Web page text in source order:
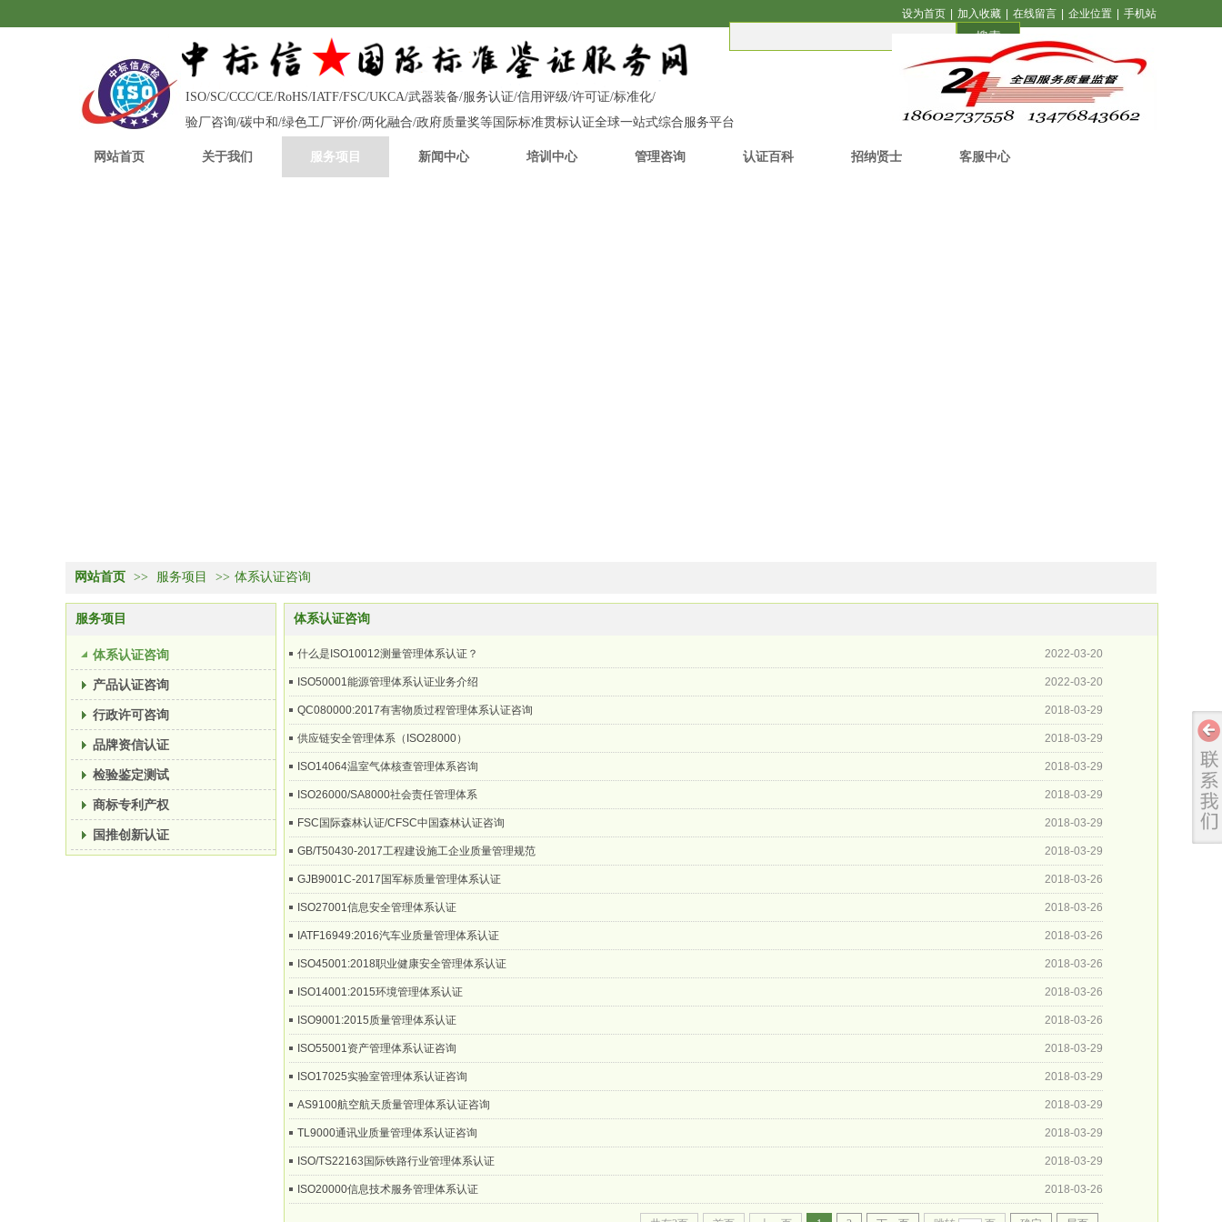
ISO/SC/CCC/CE/RoHS/IATF/FSC/UKCA/武器装备/服务认证/信用评级/许可证/标准化/
验厂咨询/碳中和/绿色工厂评价/两化融合/政府质量奖等国际标准贯标认证全球一站式综合服务平台
搜索
设为首页 加入收藏 在线留言 企业位置 手机站
网站首页 关于我们 服务项目 新闻中心 培训中心 管理咨询 认证百科 招纳贤士 客服中心
网站首页 >> 服务项目 >> 体系认证咨询
服务项目
体系认证咨询
产品认证咨询
行政许可咨询
品牌资信认证
检验鉴定测试
商标专利产权
国推创新认证
体系认证咨询
什么是ISO10012测量管理体系认证？ 2022-03-20
ISO50001能源管理体系认证业务介绍 2022-03-20
QC080000:2017有害物质过程管理体系认证咨询 2018-03-29
供应链安全管理体系（ISO28000） 2018-03-29
ISO14064温室气体核查管理体系咨询 2018-03-29
ISO26000/SA8000社会责任管理体系 2018-03-29
FSC国际森林认证/CFSC中国森林认证咨询 2018-03-29
GB/T50430-2017工程建设施工企业质量管理规范 2018-03-29
GJB9001C-2017国军标质量管理体系认证 2018-03-26
ISO27001信息安全管理体系认证 2018-03-26
IATF16949:2016汽车业质量管理体系认证 2018-03-26
ISO45001:2018职业健康安全管理体系认证 2018-03-26
ISO14001:2015环境管理体系认证 2018-03-26
ISO9001:2015质量管理体系认证 2018-03-26
ISO55001资产管理体系认证咨询 2018-03-29
ISO17025实验室管理体系认证咨询 2018-03-29
AS9100航空航天质量管理体系认证咨询 2018-03-29
TL9000通讯业质量管理体系认证咨询 2018-03-29
ISO/TS22163国际铁路行业管理体系认证 2018-03-29
ISO20000信息技术服务管理体系认证 2018-03-26